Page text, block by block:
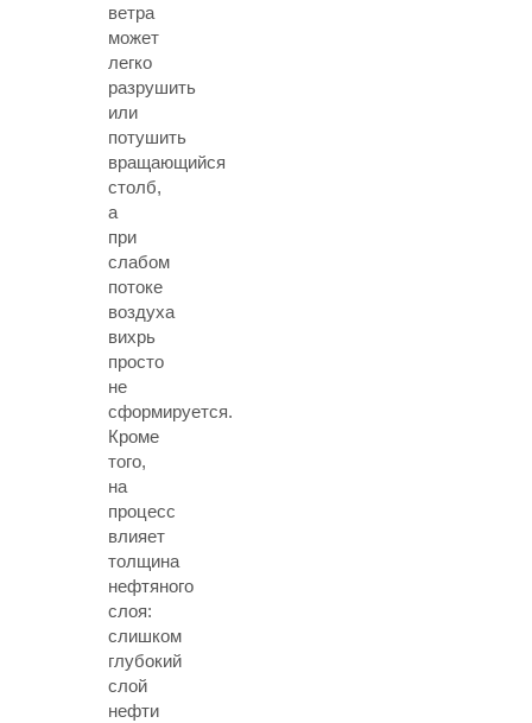
ветра
может
легко
разрушить
или
потушить
вращающийся
столб,
а
при
слабом
потоке
воздуха
вихрь
просто
не
сформируется.
Кроме
того,
на
процесс
влияет
толщина
нефтяного
слоя:
слишком
глубокий
слой
нефти